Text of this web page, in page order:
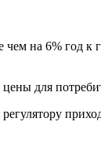
на 6% год к
для